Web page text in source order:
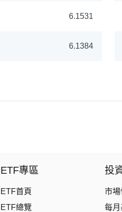
6.1531
6.1384
ETF專區
ETF首頁
ETF總覽
投
市
每